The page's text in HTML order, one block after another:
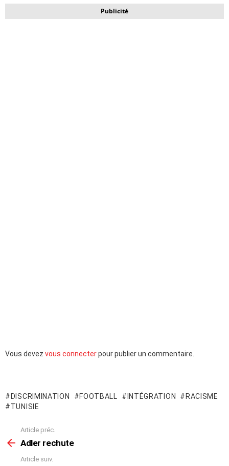
Publicité
Laisser
Vous devez vous connecterpour publier un commentaire.
DISCRIMINATION FOOTBALL INTÉGRATION
RACISME
TUNISIE
voir
Article préc.
Adler rechute
Article suiv.